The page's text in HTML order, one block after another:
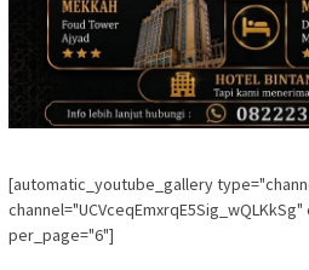
[automatic_youtube_gallery
per_page="6"]